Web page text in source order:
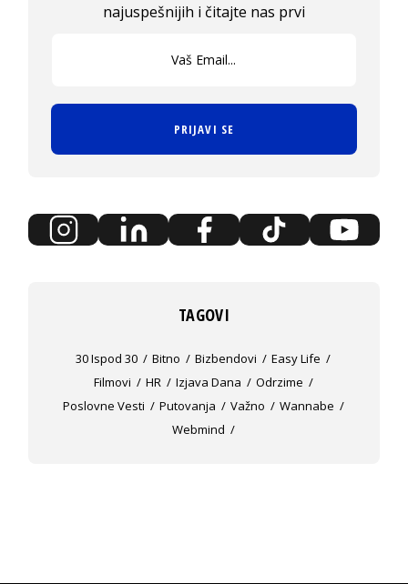
najuspešnijih i čitajte nas prvi
PRIJAVI SE
TAGOVI
30 Ispod 30 Bitno Bizbendovi
Easy Life
Filmovi
HR Izjava Dana
Odrzime
Poslovne Vesti
Putovanja Važno
Wannabe
Webmind